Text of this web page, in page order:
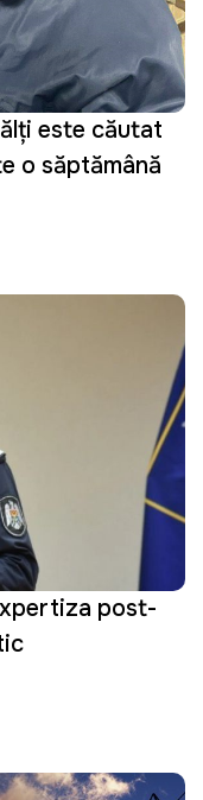
este căutat
o săptămână
post-